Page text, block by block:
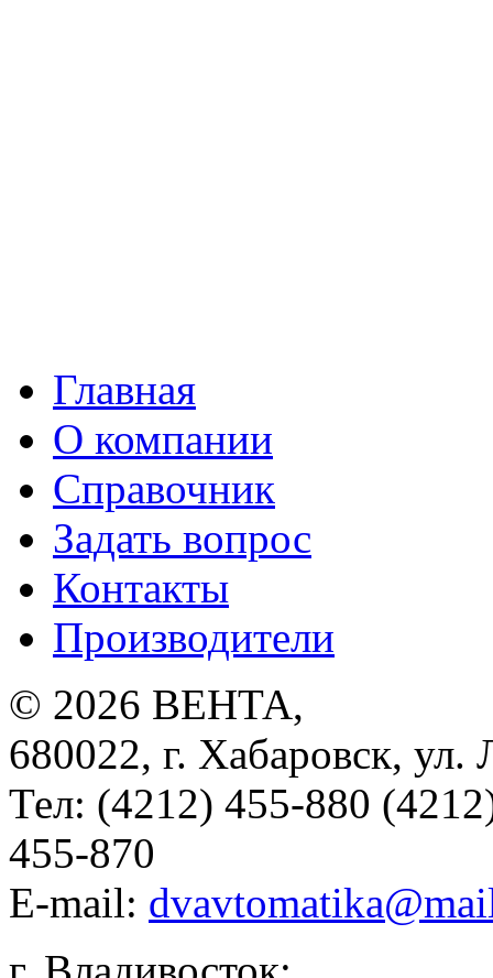
Главная
О компании
Справочник
Задать вопрос
Контакты
Производители
© 2026 ВЕНТА,
680022, г. Хабаровск, ул.
Тел: (4212) 455-880
455-870
E-mail: